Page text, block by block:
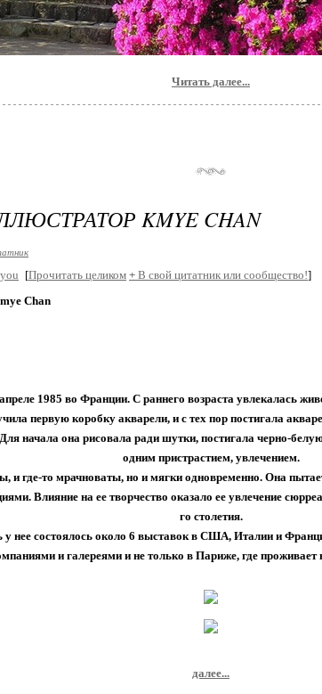
Читать далее...
KMYE CHAN
[Прочитать целиком + В свой цитатник или сообщество!]
Chan
1985 во Франции. С раннего возраста увлекалась
первую коробку акварели, и с тех пор постигала
начала она рисовала ради шутки, постигала черно-
одним пристрастием, увлечением.
и где-то мрачноваты, но и мягки одновременно. Она
Влияние на ее творчество оказало ее увлечение
го столетия.
нее состоялось около 6 выставок в США, Италии и
и галереями и не только в Париже, где проживает
далее...